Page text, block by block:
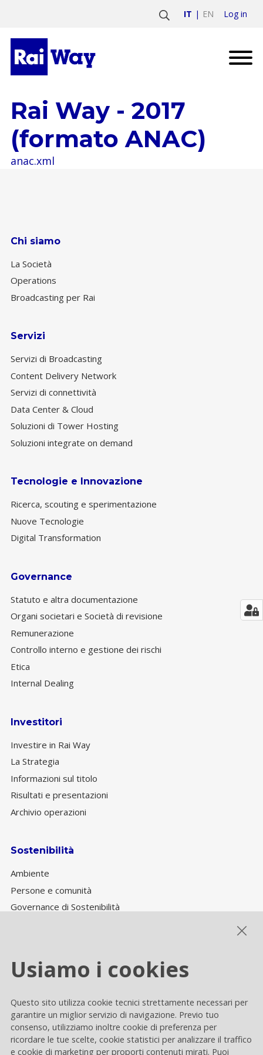
IT EN Log in
Rai Way - 2017
(formato ANAC)
anac.xml
Chi siamo
La Società
Operations
Broadcasting per Rai
Servizi
Servizi di Broadcasting
Content Delivery Network
Servizi di connettività
Data Center & Cloud
Soluzioni di Tower Hosting
Soluzioni integrate on demand
Tecnologie e Innovazione
Ricerca, scouting e sperimentazione
Nuove Tecnologie
Digital Transformation
Governance
Statuto e altra documentazione
Organi societari e Società di revisione
Remunerazione
Controllo interno e gestione dei rischi
Etica
Internal Dealing
Investitori
Investire in Rai Way
La Strategia
Informazioni sul titolo
Risultati e presentazioni
Archivio operazioni
Sostenibilità
Ambiente
Persone e comunità
Governance di Sostenibilità
Cookie settings
Privacy e Cookie
Contacts
Usiamo i cookies
Questo sito utilizza cookie tecnici strettamente necessari per
garantire un miglior servizio di navigazione. Previo tuo
consenso, utilizziamo inoltre cookie di preferenza per
ricordare le tue scelte, cookie statistici per analizzare il traffico
e cookie di marketing per proporti contenuti mirati. Puoi